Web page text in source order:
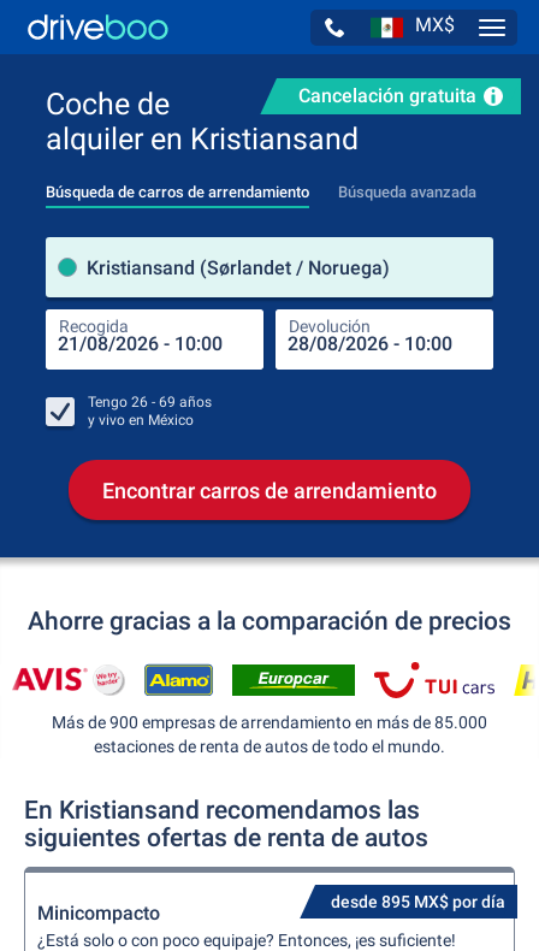
MX$
Cancelación gratuita
Coche de
alquiler en Kristiansand
Búsqueda de carros de arrendamiento Búsqueda avanzada
Kristiansand (Sørlandet / Noruega)
Recogida Devolución
Tengo 26 - 69 años
y vivo en México
Encontrar carros de arrendamiento
Ahorre gracias a la comparación de precios
Más de 900 empresas de arrendamiento en más de 85.000
estaciones de renta de autos de todo el mundo.
En Kristiansand recomendamos las
siguientes ofertas de renta de autos
desde 895 MX$ por día
Minicompacto
¿Está solo o con poco equipaje? Entonces, ¡es suficiente!